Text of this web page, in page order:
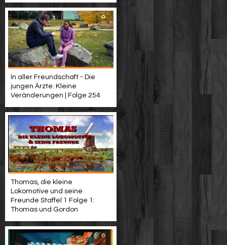
In aller Freundschaft - Die
jungen Ärzte: Kleine
Veränderungen | Folge 254
Thomas, die kleine
Lokomotive und seine
Freunde Staffel 1 Folge 1:
Thomas und Gordon